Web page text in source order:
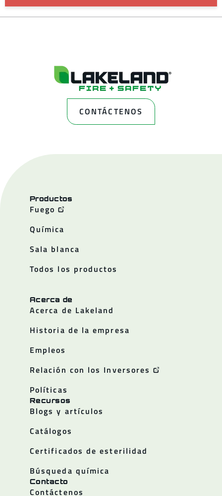
CONTÁCTENOS
Productos
Fuego
Química
Sala blanca
Todos los productos
Acerca de
Acerca de Lakeland
Historia de la empresa
Empleos
Relación con los Inversores
Políticas
Recursos
Blogs y artículos
Catálogos
Certificados de esterilidad
Búsqueda química
Contacto
Contáctenos